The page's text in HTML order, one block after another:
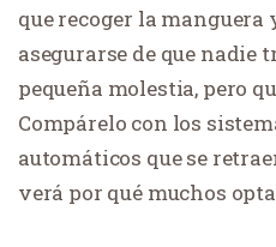
que recoger la manguera
asegurarse de que nadie
pequeña molestia, pero
Compárelo con los
automáticos que se
verá por qué muchos